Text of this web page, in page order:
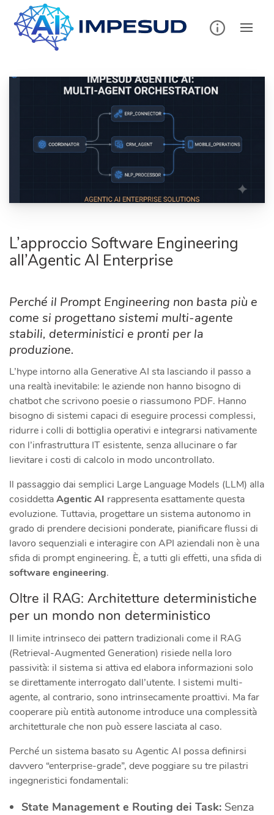
content
L’approccio Software Engineering
all’Agentic AI Enterprise
Perché il Prompt Engineering non basta più e
come si progettanosistemi multi-agente
stabili, deterministici e pronti per la
produzione.
L’hype intorno alla Generative AI sta lasciando il passo a
una realtà inevitabile: le aziende non hanno bisogno di
chatbot che scrivono poesie o riassumono PDF. Hanno
bisogno di sistemi capaci di eseguire processi complessi,
ridurre i colli di bottiglia operativi e integrarsi nativamente
con l’infrastruttura IT esistente, senza allucinare o far
lievitare i costi di calcolo in modo uncontrollato.
Il passaggio dai semplici Large Language Models (LLM) alla
cosiddettaAgentic AI rappresenta esattamente questa
evoluzione. Tuttavia, progettare un sistema autonomo in
grado di prendere decisioni ponderate, pianificare flussi di
lavoro sequenziali e interagire con API aziendali non è una
sfida di prompt engineering. È, a tutti gli effetti, una sfida di
software engineering.
Oltre il RAG: Architetture deterministiche
per un mondo non deterministico
Il limite intrinseco dei pattern tradizionali come il RAG
(Retrieval-Augmented Generation) risiede nella loro
passività: il sistema si attiva ed elabora informazioni solo
se direttamente interrogato dall’utente. I sistemi multi-
agente, al contrario, sono intrinsecamente proattivi. Ma far
cooperare più entità autonome introduce una complessità
architetturale che non può essere lasciata al caso.
Perché un sistema basato su Agentic AI possa definirsi
davvero “enterprise-grade”, deve poggiare su tre pilastri
ingegneristici fondamentali:
State Management e Routing dei Task: Senza